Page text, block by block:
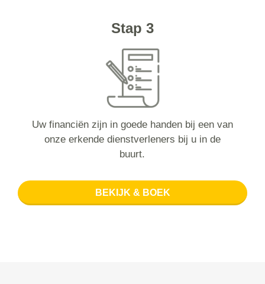
Stap 3
Uw financiën zijn in goede handen bij een van
onze erkende dienstverleners bij u in de
buurt.
BEKIJK & BOEK